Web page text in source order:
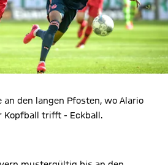
an den langen Pfosten, wo Alario
Kopfball trifft - Eckball.